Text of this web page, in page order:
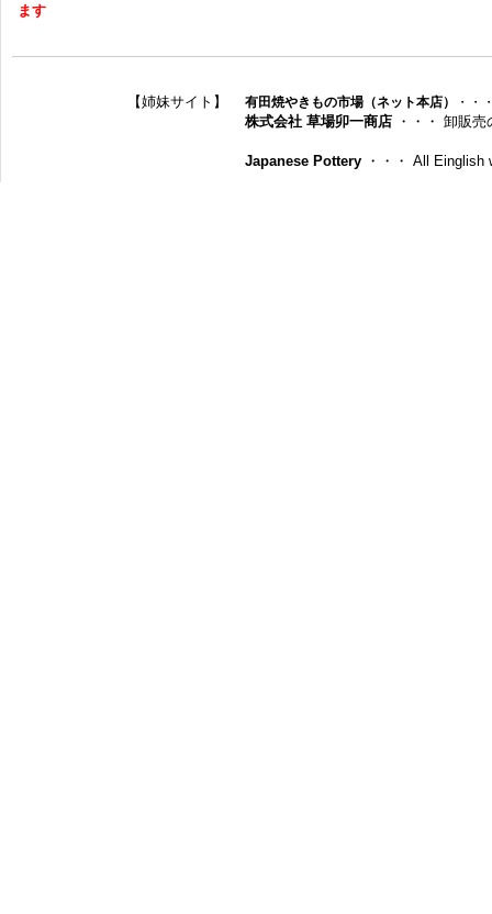
ます
【姉妹サイト】 有田焼やきもの市場（ネット本店） ・・
株式会社 草場卯一商店 ・・・ 卸販
Japanese Pottery ・・・ All